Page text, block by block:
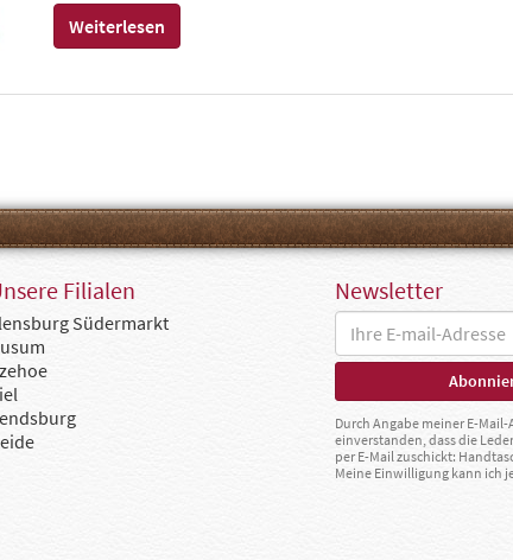
Weiterlesen
Filialen
Südermarkt
Newsletter
Durch Angabe meiner E-
einverstanden, dass die
per E-Mail zuschickt:
Meine Einwilligung kann ich